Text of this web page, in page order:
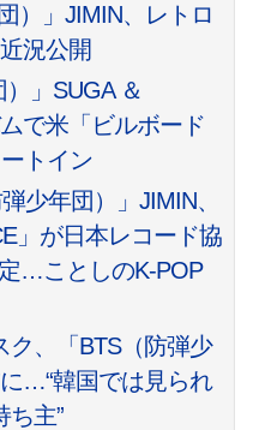
）」JIMIN、レトロ
況公開
）」SUGA ＆
で米「ビルボード
トイン
少年団）」JIMIN、
」が日本レコード協
…ことしのK-POP
ク、「BTS（防弾少
…“韓国では見られ
ち主”